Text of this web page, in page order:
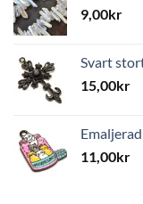
9,00kr
Svart
15,00kr
11,00kr